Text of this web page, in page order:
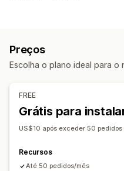
Devoluções
Cor e fonte
Cálculo de tributo
Modelos
Preços
Escolha o plano ideal para o
FREE
Grátis para
US$10 após exceder 50 pedidos
Recursos
Até 50 pedidos/mês